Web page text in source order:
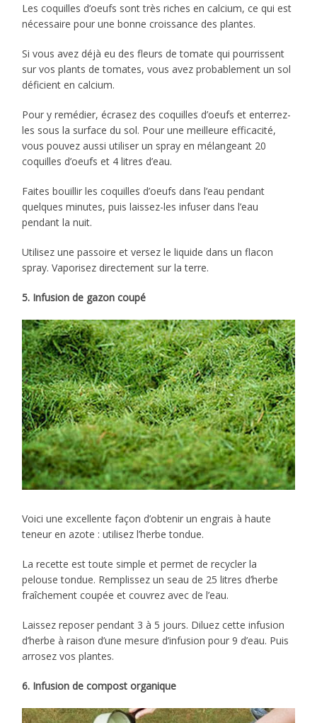
Les coquilles d’oeufs sont très riches en calcium, ce qui est
nécessaire pour une bonne croissance des plantes.
Si vous avez déjà eu des fleurs de tomate qui pourrissent
sur vos plants de tomates, vous avez probablement un sol
déficient en calcium.
Pour y remédier, écrasez des coquilles d’oeufs et enterrez-
les sous la surface du sol. Pour une meilleure efficacité,
vous pouvez aussi utiliser un spray en mélangeant 20
coquilles d’oeufs et 4 litres d’eau.
Faites bouillir les coquilles d’oeufs dans l’eau pendant
quelques minutes, puis laissez-les infuser dans l’eau
pendant la nuit.
Utilisez une passoire et versez le liquide dans un flacon
spray. Vaporisez directement sur la terre.
5. Infusion de gazon coupé
Voici une excellente façon d’obtenir un engrais à haute
teneur en azote : utilisez l’herbe tondue.
La recette est toute simple et permet de recycler la
pelouse tondue. Remplissez un seau de 25 litres d’herbe
fraîchement coupée et couvrez avec de l’eau.
Laissez reposer pendant 3 à 5 jours. Diluez cette infusion
d’herbe à raison d’une mesure d’infusion pour 9 d’eau. Puis
arrosez vos plantes.
6. Infusion de compost organique